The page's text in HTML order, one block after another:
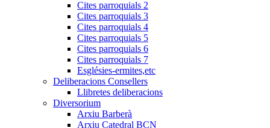
Cites parroquials 2
Cites parroquials 3
Cites parroquials 4
Cites parroquials 5
Cites parroquials 6
Cites parroquials 7
Esglésies-ermites,etc
Deliberacions Consellers
Llibretes deliberacions
Diversorium
Arxiu Barberà
Arxiu Catedral BCN